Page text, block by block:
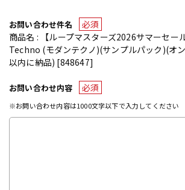
お問い合わせ件名
必須
商品名 : 【ループマスターズ2026サマーセー
Techno (モダンテクノ)(サンプルパック)(オ
以内に納品) [848647]
お問い合わせ内容 必須
※お問い合わせ内容は1000文字以下で入力してください